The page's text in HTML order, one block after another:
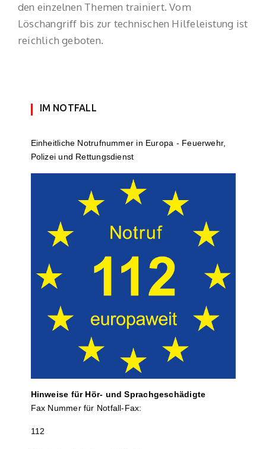
den einzelnen Themen trainiert. Vom
Löschangriff bis zur technischen Hilfeleistung ist
reichlich geboten.
IM NOTFALL
Einheit­li­che Notruf­num­mer in Europa - Feuerwehr,
Polizei und Rettungs­dienst
Hinweise für Hör- und Sprach­ge­schä­digte
Fax Nummer für Notfall-Fax:
112